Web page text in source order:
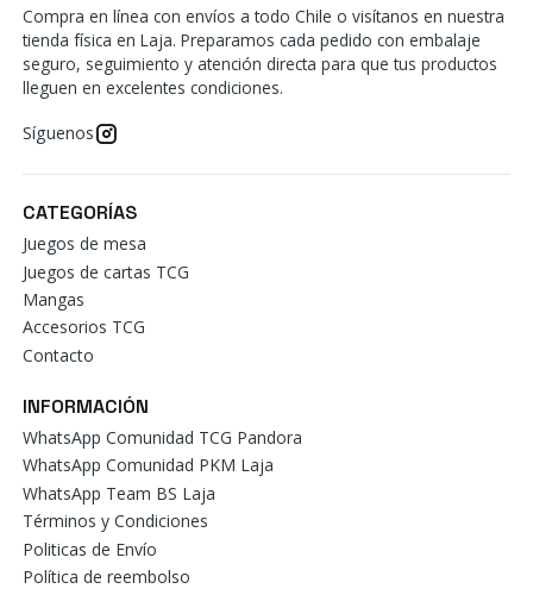
Compra en línea con envíos a todo Chile o visítanos en nuestra
tienda física en Laja. Preparamos cada pedido con embalaje
seguro, seguimiento y atención directa para que tus productos
lleguen en excelentes condiciones.
Síguenos
CATEGORÍAS
Juegos de mesa
Juegos de cartas TCG
Mangas
Accesorios TCG
Contacto
INFORMACIÓN
WhatsApp Comunidad TCG Pandora
WhatsApp Comunidad PKM Laja
WhatsApp Team BS Laja
Términos y Condiciones
Politicas de Envío
Política de reembolso